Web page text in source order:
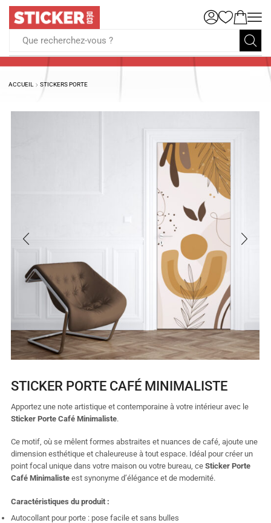
Que recherchez-vous ?
ACCUEIL STICKERS PORTE
STICKER PORTE CAFÉ MINIMALISTE
Apportez une note artistique et contemporaine à votre intérieur avec le
Sticker Porte Café Minimaliste.
Ce motif, où se mêlent formes abstraites et nuances de café, ajoute une
dimension esthétique et chaleureuse à tout espace. Idéal pour créer un
point focal unique dans votre maison ou votre bureau, ce Sticker Porte
Café Minimaliste est synonyme d’élégance et de modernité.
Caractéristiques du produit :
Autocollant pour porte : pose facile et sans bulles